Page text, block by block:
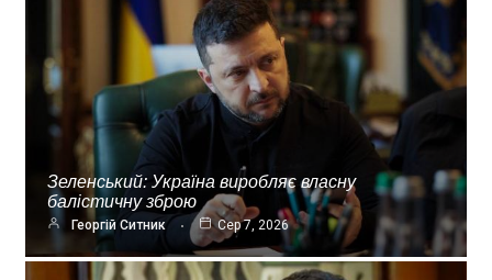
Зеленський: Україна виробляє власну
балістичну зброю
Георгій Ситник Сер 7, 2026